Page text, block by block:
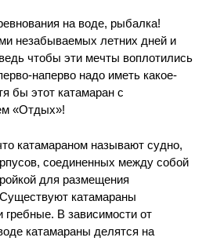
на воде, рыбалка!
незабываемых летних дней и
чтобы эти мечты воплотились
наперво надо иметь какое-
бы этот катамаран с
«Отдых»!
катамараном называют судно,
соединенных между собой
для размещения
катамараны
В зависимости от
катамараны делятся на